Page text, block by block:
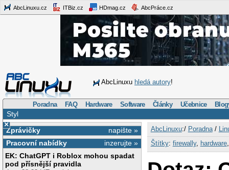
AbcLinuxu.cz ITBiz.cz HDmag.cz AbcPráce.cz
AbcLinuxu hledá autory!
Poradna FAQ Hardware Software Články Učebnice
Styl
×
napište »
Zprávičky
inzerujte »
Pracovní nabídky
EK: ChatGPT i Roblox mohou spadat
pod přísnější pravidla
AbcLinuxu:/ Poradna/
Štítky: firewally, hardware